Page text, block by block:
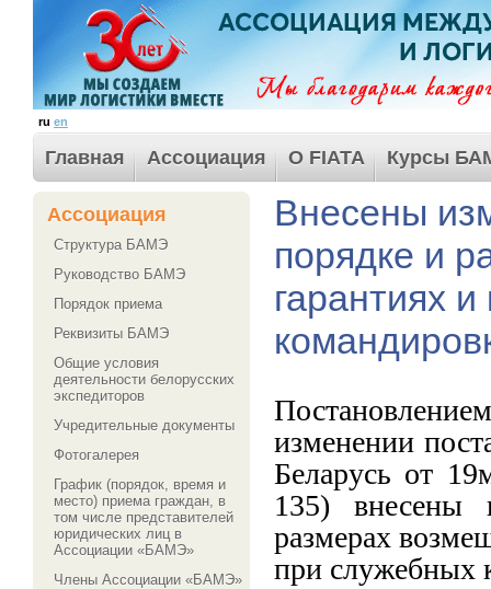
ru en
Главная Ассоциация О FIATA Курсы
Ассоциация
Структура БАМЭ
Руководство БАМЭ
Порядок приема
Реквизиты БАМЭ
Общие условия
деятельности белорусских
экспедиторов
Учредительные документы
Фотогалерея
График (порядок, время и
место) приема граждан, в
том числе представителей
юридических лиц в
Ассоциации «БАМЭ»
Члены Ассоциации «БАМЭ»
Внесены
порядке и
гарантиях
изменении
Беларусь от
135) внесены
размерах
при служебных